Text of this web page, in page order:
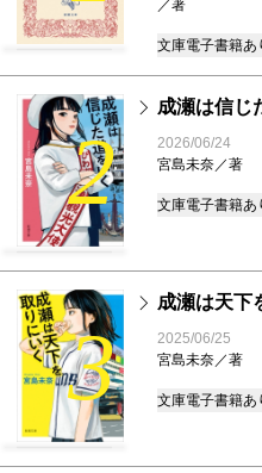
／著
文庫電子書籍あ
2
成瀬は信じ
2026/06/24
宮島未奈／著
文庫電子書籍あ
3
成瀬は天下
2025/06/25
宮島未奈／著
文庫電子書籍あ